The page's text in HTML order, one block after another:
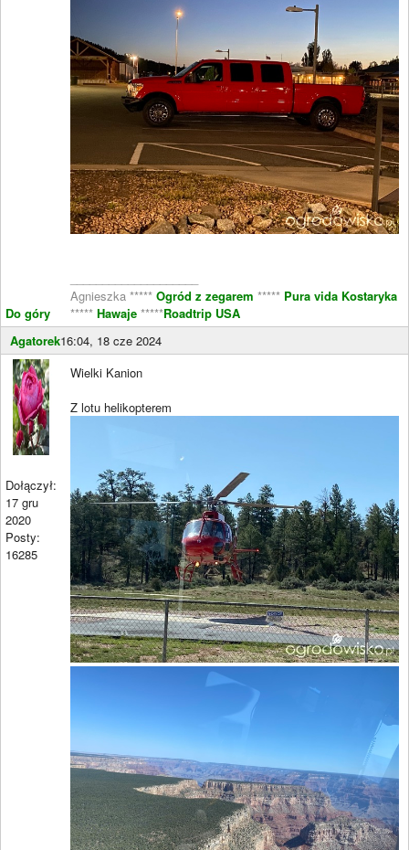
Do góry
Agnieszka ***** Ogród z zegarem ***** Pura vida Kostaryka
***** Hawaje *****Roadtrip USA
Agatorek16:04, 18 cze 2024
Dołączył:
17 gru
2020
Posty:
16285
Wielki Kanion
Z lotu helikopterem